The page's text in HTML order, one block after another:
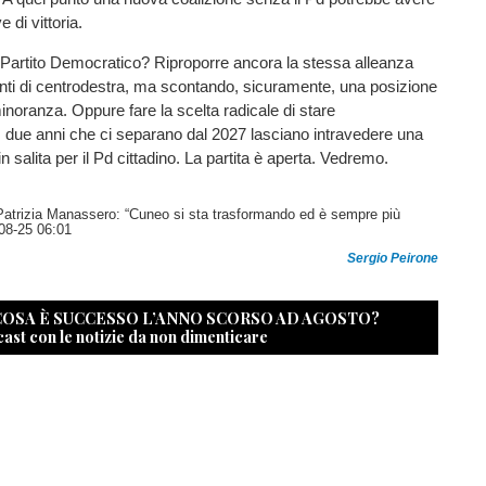
di vittoria.
Democratico? Riproporre ancora la stessa alleanza
di centrodestra, ma scontando, sicuramente, una posizione
Oppure fare la scelta radicale di stare
due anni che ci separano dal 2027 lasciano intravedere una
salita per il Pd cittadino. La partita è aperta. Vedremo.
Manassero: “Cuneo si sta trasformando ed è sempre più
25 06:01
Sergio Peirone
È SUCCESSO L’ANNO SCORSO AD AGOSTO?
con le notizie da non dimenticare